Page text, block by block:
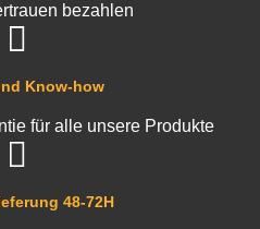
48-72H
Know-how
für alle unsere Produkte
bezahlen